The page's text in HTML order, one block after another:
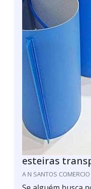
esteiras
A N SANTOS